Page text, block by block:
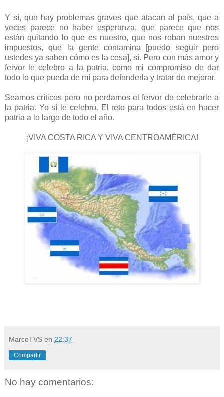
Y sí, que hay problemas graves que atacan al país, que a
veces parece no haber esperanza, que parece que nos
están quitando lo que es nuestro, que nos roban nuestros
impuestos, que la gente contamina [puedo seguir pero
ustedes ya saben cómo es la cosa], sí. Pero con más amor y
fervor le celebro a la patria, como mi compromiso de dar
todo lo que pueda de mí para defenderla y tratar de mejorar.
Seamos críticos pero no perdamos el fervor de celebrarle a
la patria. Yo sí le celebro. El reto para todos está en hacer
patria a lo largo de todo el año.
¡VIVA COSTA RICA Y VIVA CENTROAMÉRICA!
MarcoTVS en 22:37
Compartir
No hay comentarios: